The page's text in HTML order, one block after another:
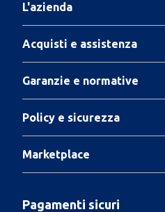
L'azienda
Acquisti e assistenza
Garanzie e normative
Policy e sicurezza
Marketplace
Pagamenti sicuri